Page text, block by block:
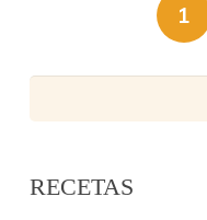
1
RECETAS